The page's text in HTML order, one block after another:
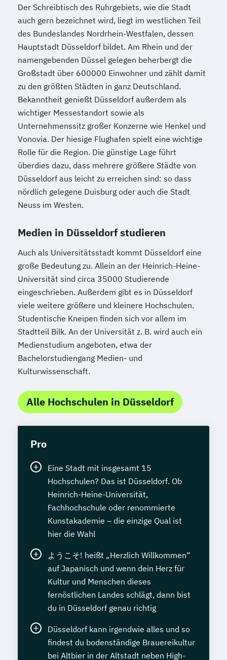
Der Schreibtisch des Ruhrgebiets, wie die Stadt
auch gern bezeichnet wird, liegt im westlichen Teil
des Bundeslandes Nordrhein-Westfalen, dessen
Hauptstadt Düsseldorf bildet. Am Rhein und der
namengebenden Düssel gelegen beherbergt die
Großstadt über 600000 Einwohner und zählt damit
zu den größten Städten in ganz Deutschland.
Bekanntheit genießt Düsseldorf außerdem als
wichtiger Messestandort sowie als
Unternehmenssitz großer Konzerne wie Henkel und
Vonovia. Der hiesige Flughafen spielt eine wichtige
Rolle für die Region. Die günstige Lage führt
überdies dazu, dass mehrere größere Städte von
Düsseldorf aus leicht zu erreichen sind: so dass
nördlich gelegene Duisburg oder auch die Stadt
Neuss im Westen.
Medien in Düsseldorf studieren
Auch als Universitätsstadt kommt Düsseldorf eine
große Bedeutung zu. Allein an der Heinrich-Heine-
Universität sind circa 35000 Studierende
eingeschrieben. Außerdem gibt es in Düsseldorf
viele weitere größere und kleinere Hochschulen.
Studentische Kneipen finden sich vor allem im
Stadtteil Bilk. An der Universität z. B. wird auch ein
Medienstudium angeboten, etwa der
Bachelorstudiengang Medien- und
Kulturwissenschaft.
Alle Hochschulen in Düsseldorf
Pro
Eine Stadt mit insgesamt 15
Hochschulen? Das ist Düsseldorf. Ob
Heinrich-Heine-Universität,
Fachhochschule oder renommierte
Kunstakademie – die einzige Qual ist
hier die Wahl
ようこそ! heißt „Herzlich Willkommen“
auf Japanisch und wenn dein Herz für
Kultur und Menschen dieses
fernöstlichen Landes schlägt, dann bist
du in Düsseldorf genau richtig
Düsseldorf kann irgendwie alles und so
findest du bodenständige Brauereikultur
bei Altbier in der Altstadt neben High-